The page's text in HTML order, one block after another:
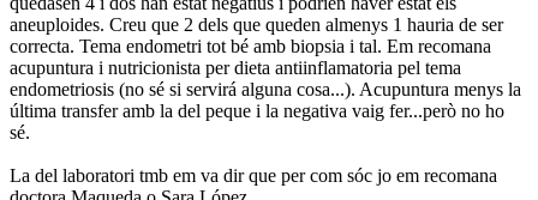
aneuploides. Creu que 2 dels que queden almenys 1 hauria de ser
correcta. Tema endometri tot bé amb biopsia i tal. Em recomana
acupuntura i nutricionista per dieta antiinflamatoria pel tema
endometriosis (no sé si servirá alguna cosa...). Acupuntura menys la
última transfer amb la del peque i la negativa vaig fer...però no ho
sé.
La del laboratori tmb em va dir que per com sóc jo em recomana